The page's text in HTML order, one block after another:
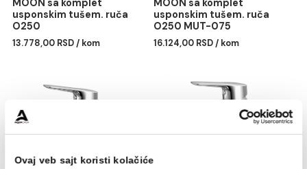
Baterija za tuš MINOTTI
MOON sa komplet
usponskim tušem. ruča
13.778,00 RSD / kom
Baterija za tuš MINOTTI
MOON sa komplet
usponskim tušem. ruča